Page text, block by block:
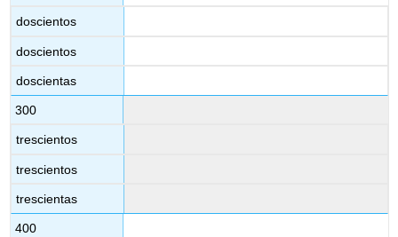
the
below.
Números:
Millions
doscientos
doscientos
doscientas
300
trescientos
trescientos
trescientas
400